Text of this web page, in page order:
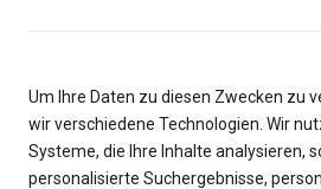
Um Ihre Daten zu diesen Zwecken zu
wir verschiedene Technologien. Wir
Systeme, die Ihre Inhalte analysieren,
personalisierte Suchergebnisse,